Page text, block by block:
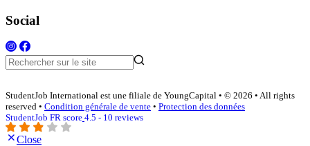
Social
StudentJob International est une filiale de YoungCapital • © 2026 • All rights
reserved • Condition générale de vente • Protection des données
StudentJob FR score 4.5 - 10 reviews
Close